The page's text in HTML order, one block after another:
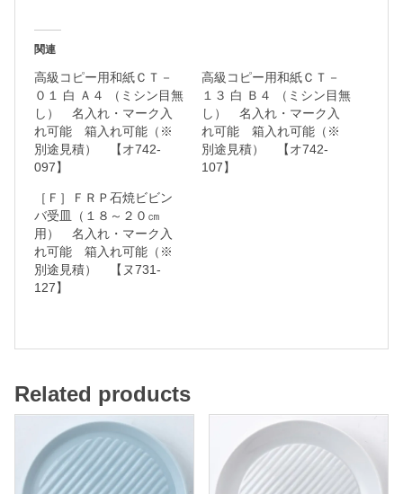
能
関連
高級コピー用和紙ＣＴ－
０１ 白 Ａ４ （ミシン目無
し） 名入れ・マーク入
れ可能 箱入れ可能（※
別途見積） 【オ742-
097】
高級コピー用和紙ＣＴ－
１３ 白 Ｂ４ （ミシン目無
し） 名入れ・マーク入
れ可能 箱入れ可能（※
別途見積） 【オ742-
107】
［Ｆ］ＦＲＰ石焼ビビン
バ受皿（１８～２０㎝
用） 名入れ・マーク入
れ可能 箱入れ可能（※
別途見積） 【ヌ731-
127】
Related products